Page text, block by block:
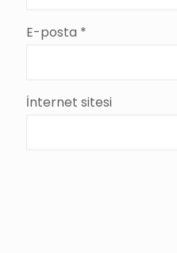
E-posta *
İnternet sitesi